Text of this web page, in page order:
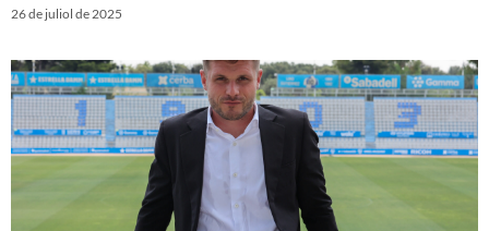
26 de juliol de 2025